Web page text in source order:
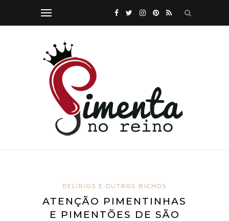
DELÍRIOS E OUTROS BICHOS
ATENÇÃO PIMENTINHAS
E PIMENTÕES DE SÃO